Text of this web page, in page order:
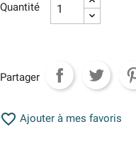
Quantité
Partager
 Ajouter à mes favoris